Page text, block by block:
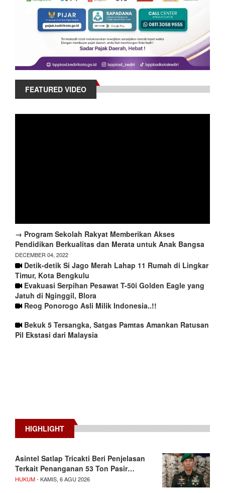
FEATURED VIDEO
→ Program Sekolah Rakyat Memberikan Akses
Pendidikan Berkualitas dan Merata untuk Anak Bangsa
DECEMBER 04, 2022
Detik-detik Si Jago Merah Lahap 11 Rumah di Lingkar
Timur, Kota Bengkulu
Evakuasi Serpihan Pesawat T-50i Golden Eagle yang
Jatuh di Nginggil, Blora
Reog Ponorogo Asli Milik Indonesia..!!
Bekuk 5 Tersangka, Satgas Pamtas Amankan Ratusan
Pil Ekstasi dari Malaysia
HIGHLIGHT
Asintel Satlap Tricakti Beri Penjelasan
Terkait Penanganan 53 Ton Pasir…
HUKUM- KAMIS, 6 AGU 2026